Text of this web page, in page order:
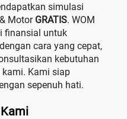
simulasi
Motor GRATIS. WOM
finansial untuk
cara yang cepat,
kebutuhan
Kami siap
sepenuh hati.